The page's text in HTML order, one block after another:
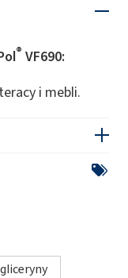
® VF690:
i mebli.